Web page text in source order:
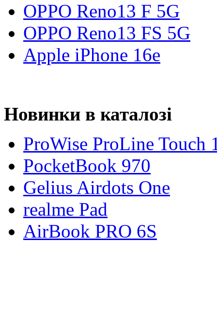
OPPO Reno13 F 5G
OPPO Reno13 FS 5G
Apple iPhone 16e
Новинки в каталозі
ProWise ProLine Touch
PocketBook 970
Gelius Airdots One
realme Pad
AirBook PRO 6S